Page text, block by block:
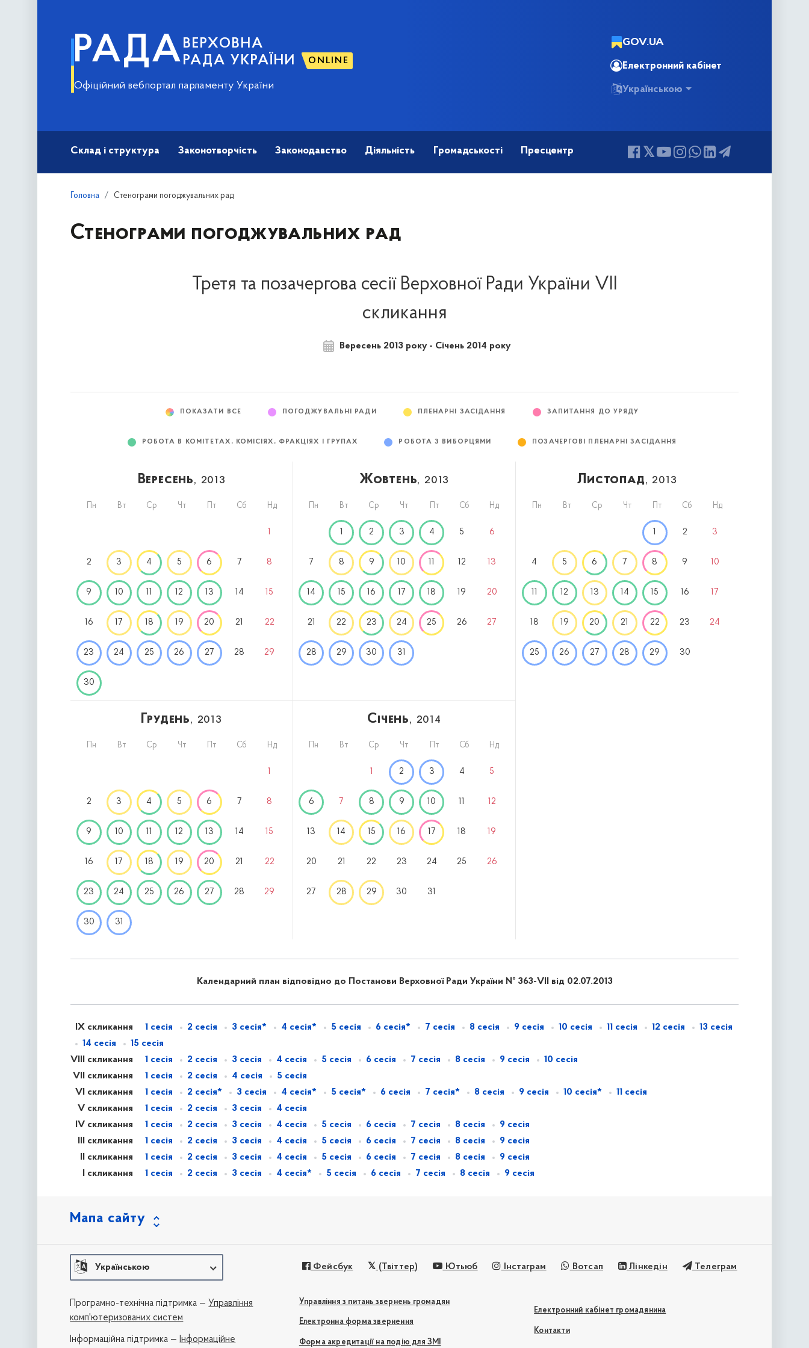
РАДА ВЕРХОВНА
РАДА УКРАЇНИ
ONLINE
Офіційний вебпортал парламенту України
GOV.UA
Електронний кабінет
Українською
Склад і структура Законотворчість Законодавство Діяльність Громадськості Пресцентр
Головна Стенограми погоджувальних рад
Стенограми погоджувальних рад
Третя та позачергова сесії Верховної Ради України VII
скликання
Вересень 2013 року - Січень 2014 року
ПОКАЗАТИ ВСЕ ПОГОДЖУВАЛЬНІ РАДИ ПЛЕНАРНІ ЗАСІДАННЯ ЗАПИТАННЯ ДО УРЯДУ
РОБОТА В КОМІТЕТАХ, КОМІСІЯХ, ФРАКЦІЯХ І ГРУПАХ РОБОТА З ВИБОРЦЯМИ ПОЗАЧЕРГОВІ ПЛЕНАРНІ ЗАСІДАННЯ
Вересень, 2013
Пн Вт Ср Чт Пт Сб Нд
2 3 4 5 6 7 8
9 10 12 13 14 15
16 17 18 19 20 21 22
23 24 25 26 27 28 29
30
Жовтень, 2013
Пн Вт Ср Чт Пт Сб Нд
2 3 4 5 6
7 8 9 10 12 13
14 15 16 17 18 19 20
21 22 23 24 25 26 27
28 29 30 31
Листопад, 2013
Пн Вт Ср Чт Пт Сб Нд
2 3
4 5 6 7 8 9 10
12 13 14 15 16 17
18 19 20 21 22 23 24
25 26 27 28 29 30
Грудень, 2013
Пн Вт Ср Чт Пт Сб Нд
1
2 3 4 5 6 7 8
9 10 11 12 13 14 15
16 17 18 19 20 21 22
23 24 25 26 27 28 29
30 31
Січень, 2014
Пн Вт Ср Чт Пт Сб Нд
1 2 3 4 5
6 7 8 9 10 11 12
13 14 15 16 17 18 19
20 21 22 23 24 25 26
27 28 29 30 31
Календарний план відповідно до Постанови Верховної Ради України № 363-VII від 02.07.2013
IX скликання 1 сесія 2 сесія 3 сесія* 4 сесія* 5 сесія 6 сесія* 7 сесія 8 сесія 9 сесія 10 сесія 11 сесія 12 сесія
13 сесія
14 сесія
15 сесія
VIII скликання
1 сесія 2 сесія 3 сесія 4 сесія 5 сесія 6 сесія 7 сесія 8 сесія 9 сесія
10 сесія
VII скликання
1 сесія 2 сесія 4 сесія
5 сесія
VI скликання
1 сесія 2 сесія* 3 сесія 4 сесія* 5 сесія* 6 сесія 7 сесія* 8 сесія 9 сесія 10 сесія*
11 сесія
V скликання
1 сесія 2 сесія 3 сесія
4 сесія
IV скликання
1 сесія 2 сесія 3 сесія 4 сесія 5 сесія 6 сесія 7 сесія 8 сесія
9 сесія
III скликання
1 сесія 2 сесія 3 сесія 4 сесія 5 сесія 6 сесія 7 сесія 8 сесія
9 сесія
II скликання
1 сесія 2 сесія 3 сесія 4 сесія 5 сесія 6 сесія 7 сесія 8 сесія
9 сесія
I скликання
1 сесія 2 сесія 3 сесія 4 сесія* 5 сесія 6 сесія 7 сесія 8 сесія 9 сесія
Мапа сайту
Українською Фейсбук (Твіттер) Ютьюб Інстаграм Вотсап Лінкедін Телеграм
Управління з питань звернень громадян
Електронна форма звернення
Форма акредитації на подію для ЗМІ
Електронний кабінет громадянина
Контакти
Програмно-технічна підтримка — Управління
комп'ютеризованих систем
Iнформаційна підтримка — Інформаційне